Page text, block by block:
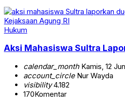
Hukum
Aksi Mahasiswa Sultra
calendar_monthKamis, 12
account_circleNur Wayda
visibility4.182
170Komentar